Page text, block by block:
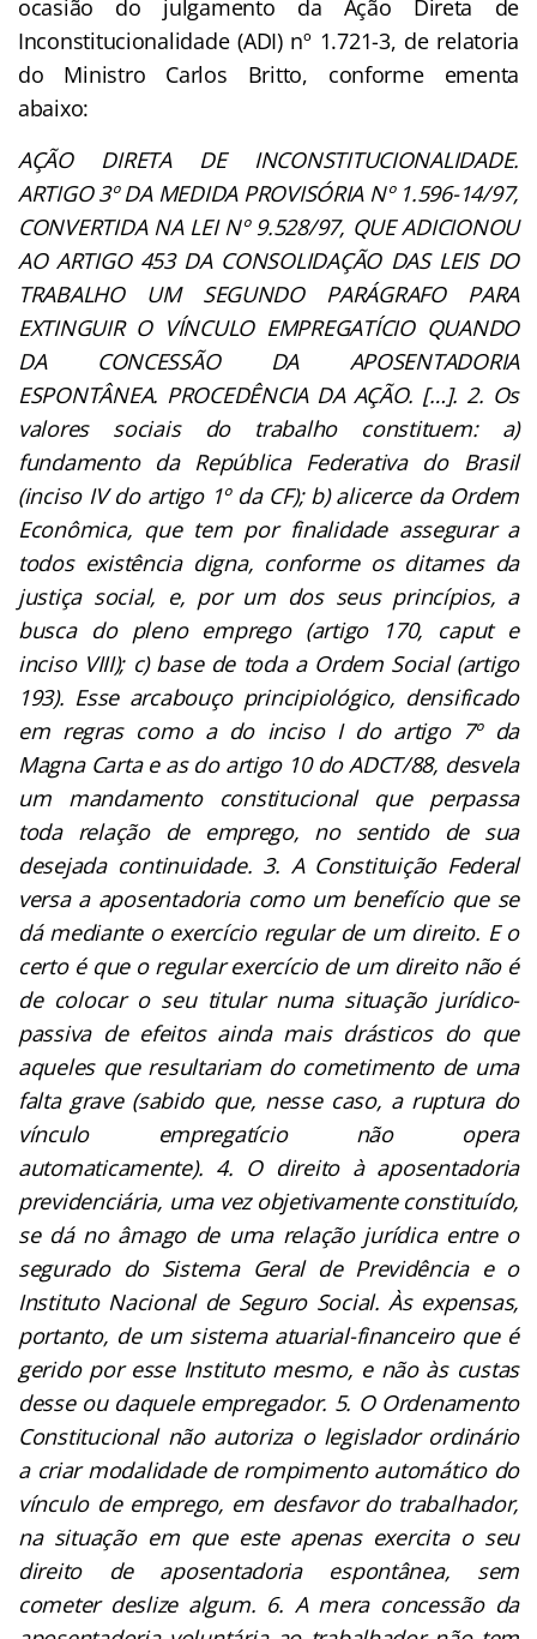
ocasião do julgamento da Ação Direta de
Inconstitucionalidade (ADI) nº 1.721-3, de relatoria
do Ministro Carlos Britto, conforme ementa
abaixo:
AÇÃO DIRETA DE INCONSTITUCIONALIDADE.
ARTIGO 3º DA MEDIDA PROVISÓRIA Nº 1.596-14/97,
CONVERTIDA NA LEI Nº 9.528/97, QUE ADICIONOU
AO ARTIGO 453 DA CONSOLIDAÇÃO DAS LEIS DO
TRABALHO UM SEGUNDO PARÁGRAFO PARA
EXTINGUIR O VÍNCULO EMPREGATÍCIO QUANDO
DA CONCESSÃO DA APOSENTADORIA
ESPONTÂNEA. PROCEDÊNCIA DA AÇÃO. […]. 2. Os
valores sociais do trabalho constituem: a)
fundamento da República Federativa do Brasil
(inciso IV do artigo 1º da CF); b) alicerce da Ordem
Econômica, que tem por finalidade assegurar a
todos existência digna, conforme os ditames da
justiça social, e, por um dos seus princípios, a
busca do pleno emprego (artigo 170, caput e
inciso VIII); c) base de toda a Ordem Social (artigo
193). Esse arcabouço principiológico, densificado
em regras como a do inciso I do artigo 7º da
Magna Carta e as do artigo 10 do ADCT/88, desvela
um mandamento constitucional que perpassa
toda relação de emprego, no sentido de sua
desejada continuidade. 3. A Constituição Federal
versa a aposentadoria como um benefício que se
dá mediante o exercício regular de um direito. E o
certo é que o regular exercício de um direito não é
de colocar o seu titular numa situação jurídico-
passiva de efeitos ainda mais drásticos do que
aqueles que resultariam do cometimento de uma
falta grave (sabido que, nesse caso, a ruptura do
vínculo empregatício não opera
automaticamente). 4. O direito à aposentadoria
previdenciária, uma vez objetivamente constituído,
se dá no âmago de uma relação jurídica entre o
segurado do Sistema Geral de Previdência e o
Instituto Nacional de Seguro Social. Às expensas,
portanto, de um sistema atuarial-financeiro que é
gerido por esse Instituto mesmo, e não às custas
desse ou daquele empregador. 5. O Ordenamento
Constitucional não autoriza o legislador ordinário
a criar modalidade de rompimento automático do
vínculo de emprego, em desfavor do trabalhador,
na situação em que este apenas exercita o seu
direito de aposentadoria espontânea, sem
cometer deslize algum. 6. A mera concessão da